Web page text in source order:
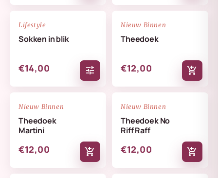
NIEUW
Lifestyle
Sokken in blik
€14,00 tune
NIEUW
Nieuw Binnen
Theedoek
€12,00 add_shopping_cart
NIEUW
Nieuw Binnen
Theedoek
Martini
€12,00 add_shopping_cart
NIEUW
Nieuw Binnen
Theedoek No
Riff Raff
€12,00 add_shopping_cart